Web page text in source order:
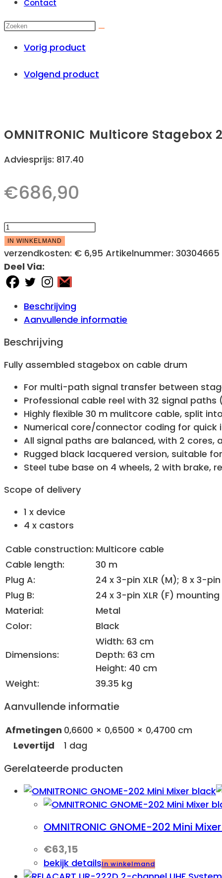
Contact
Vorig product
Volgend product
OMNITRONIC Multicore Stagebox
Adviesprijs: 817.40
€686,90
OMNITRONIC
Multicore
Stagebox
24/8
30m
Cable
reel
aantal
IN WINKELMAND
verzendkosten: € 6,95 Artikelnummer: 30304665
Deel Via:
Beschrijving
Aanvullende informatie
Beschrijving
Fully assembled stagebox on cable drum
For multi-path signal transfer between
Professional cable reel with 32 signal
Highly flexible 30 m mulitcore cable, split
Numerical core/connector coding for quick
All signal paths are balanced, with 2 cores,
Rugged black lacquered version, suitable
Steel tube base on 4 wheels, 2 with brake,
Scope of delivery
1 x device
4 x castors
Cable construction: Multicore cable
Cable length:
30 m
Plug A:
24 x 3-pin XLR (M); 8 x 3-pin
Plug B:
24 x 3-pin XLR (F)
Material:
Metal
Color:
Black
Dimensions:
Width: 63 cm
Depth: 63 cm
Height: 40 cm
Weight:
39.35 kg
Aanvullende informatie
Afmetingen 0,6600 × 0,6500 × 0,4700 cm
Levertijd
1 dag
Gerelateerde producten
OMNITRONIC GNOME-202 Mini
€63,15
bekijk detailsIn winkelmand